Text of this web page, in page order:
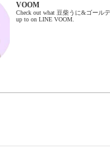
VOOM
Check out what 豆柴うに&ゴール
up to on LINE VOOM.